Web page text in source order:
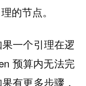
的节点。
一个引理在逻
预算内无法完
有更多步骤，